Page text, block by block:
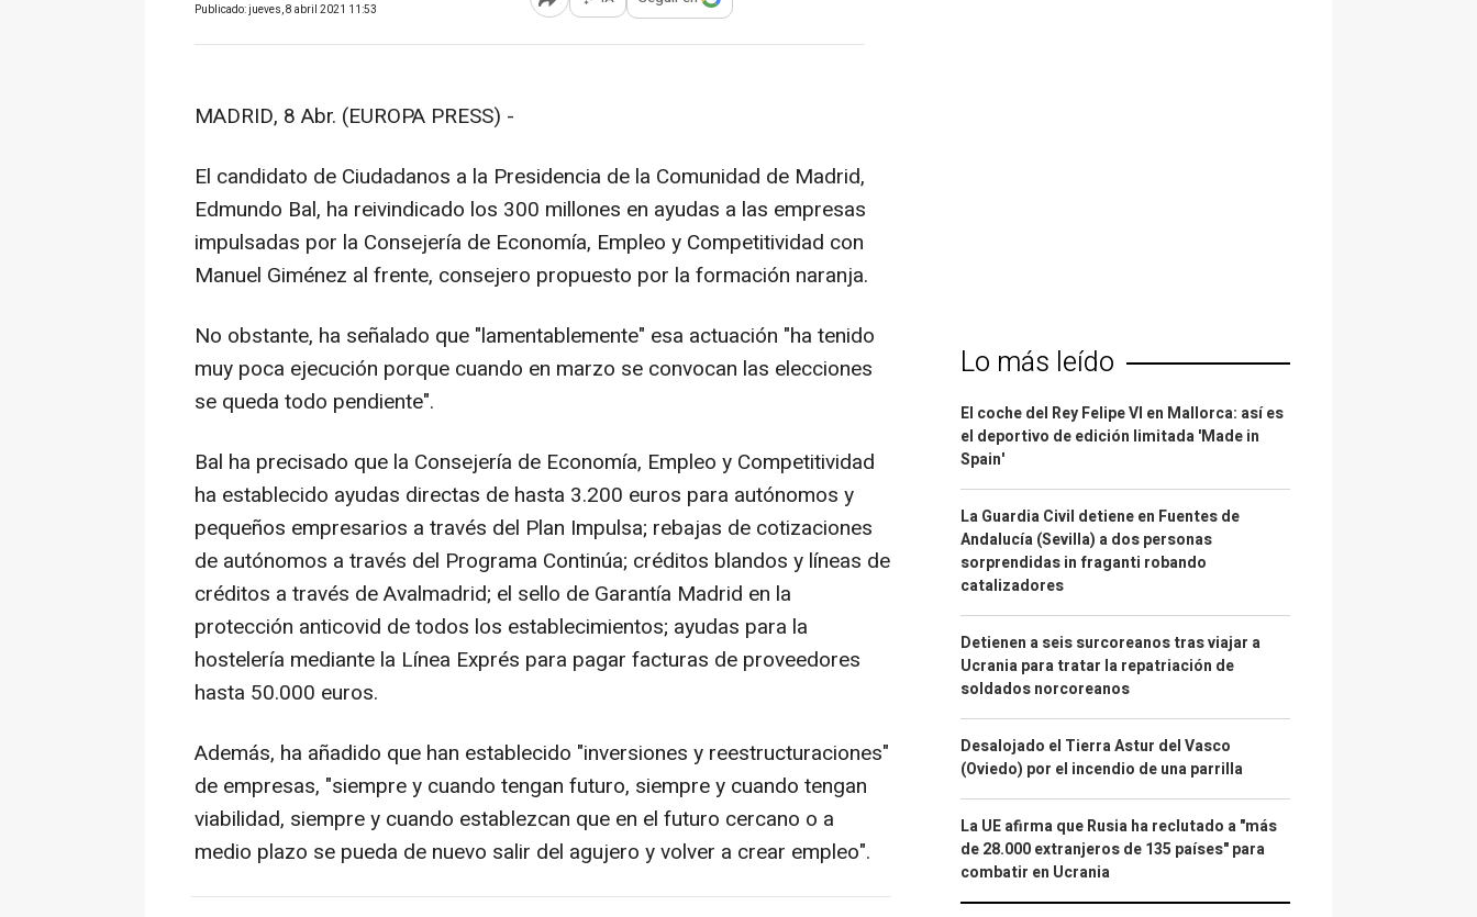
Publicado: jueves, 8 abril 2021 11:53 Abrir opciones para compartir
MADRID, 8 Abr. (EUROPA PRESS) -
El candidato de Ciudadanos a la Presidencia de la Comunidad de Madrid,
Edmundo Bal, ha reivindicado los 300 millones en ayudas a las empresas
impulsadas por la Consejería de Economía, Empleo y Competitividad con
Manuel Giménez al frente, consejero propuesto por la formación naranja.
No obstante, ha señalado que "lamentablemente" esa actuación "ha tenido
muy poca ejecución porque cuando en marzo se convocan las elecciones
se queda todo pendiente".
Bal ha precisado que la Consejería de Economía, Empleo y Competitividad
ha establecido ayudas directas de hasta 3.200 euros para autónomos y
pequeños empresarios a través del Plan Impulsa; rebajas de cotizaciones
de autónomos a través del Programa Continúa; créditos blandos y líneas de
créditos a través de Avalmadrid; el sello de Garantía Madrid en la
protección anticovid de todos los establecimientos; ayudas para la
hostelería mediante la Línea Exprés para pagar facturas de proveedores
hasta 50.000 euros.
Además, ha añadido que han establecido "inversiones y reestructuraciones"
de empresas, "siempre y cuando tengan futuro, siempre y cuando tengan
viabilidad, siempre y cuando establezcan que en el futuro cercano o a
medio plazo se pueda de nuevo salir del agujero y volver a crear empleo".
Lo más leído
El coche del Rey Felipe VI en Mallorca: así es
el deportivo de edición limitada 'Made in
Spain'
La Guardia Civil detiene en Fuentes de
Andalucía (Sevilla) a dos personas
sorprendidas in fraganti robando
catalizadores
Detienen a seis surcoreanos tras viajar a
Ucrania para tratar la repatriación de
soldados norcoreanos
Desalojado el Tierra Astur del Vasco
(Oviedo) por el incendio de una parrilla
La UE afirma que Rusia ha reclutado a "más
de 28.000 extranjeros de 135 países" para
combatir en Ucrania